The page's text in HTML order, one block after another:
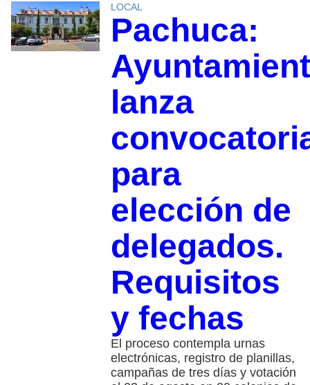
LOCAL
Pachuca:
lanza
para
elección de
delegados.
Requisitos
y fechas
El proceso contempla urnas
electrónicas, registro de planillas,
campañas de tres días y votación